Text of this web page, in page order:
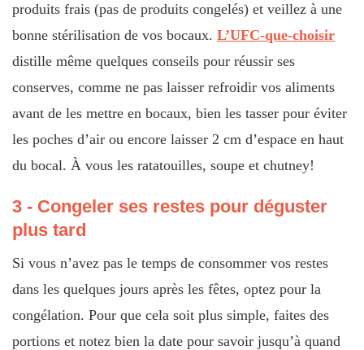
produits frais (pas de produits congelés) et veillez à une
bonne stérilisation de vos bocaux. L’UFC-que-choisir
distille même quelques conseils pour réussir ses
conserves, comme ne pas laisser refroidir vos aliments
avant de les mettre en bocaux, bien les tasser pour éviter
les poches d’air ou encore laisser 2 cm d’espace en haut
du bocal. À vous les ratatouilles, soupe et chutney!
3 - Congeler ses restes pour déguster
plus tard
Si vous n’avez pas le temps de consommer vos restes
dans les quelques jours après les fêtes, optez pour la
congélation. Pour que cela soit plus simple, faites des
portions et notez bien la date pour savoir jusqu’à quand